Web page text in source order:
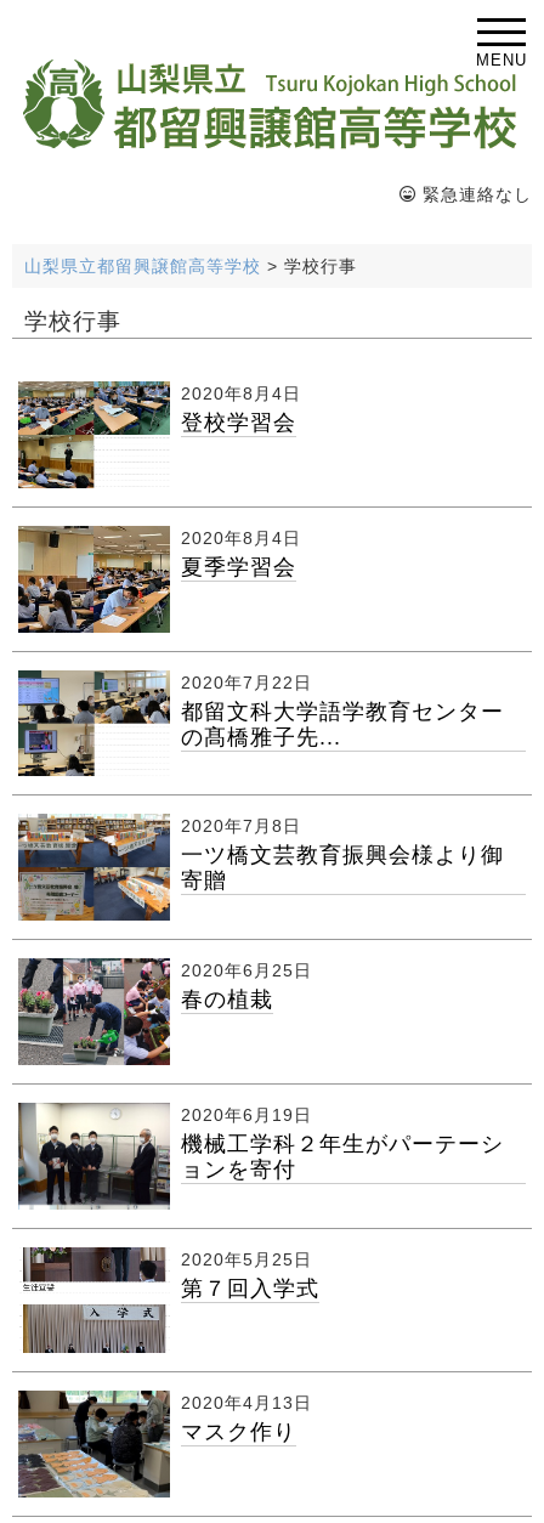
MENU
緊急連絡なし
山梨県立都留興譲館高等学校 > 学校行事
学校行事
2020年8月4日
登校学習会
2020年8月4日
夏季学習会
2020年7月22日
都留文科大学語学教育センター
の髙橋雅子先...
2020年7月8日
一ツ橋文芸教育振興会様より御
寄贈
2020年6月25日
春の植栽
2020年6月19日
機械工学科２年生がパーテーシ
ョンを寄付
2020年5月25日
第７回入学式
2020年4月13日
マスク作り